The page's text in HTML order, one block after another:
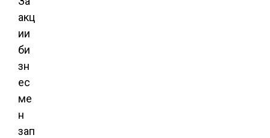
акц
ии
би
зн
ес
ме
н
зап